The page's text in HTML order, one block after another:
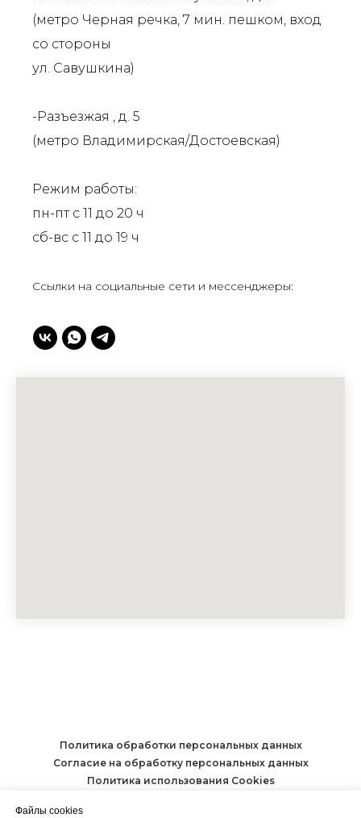
(метро Черная речка, 7 мин. пешком, вход
со стороны
ул. Савушкина)
-Разъезжая , д. 5
(метро Владимирская/Достоевская)
Режим работы:
пн-пт с 11 до 20 ч
сб-вс с 11 до 19 ч
Ссылки на социальные сети и мессенджеры:
Политика обработки персональных данных
Согласие на обработку персональных данных
Политика использования Cookies
Файлы cookies